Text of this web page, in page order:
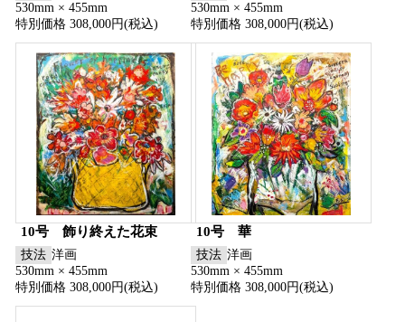
530mm × 455mm
特別価格 308,000円(税込)
530mm × 455mm
特別価格 308,000円(税込)
10号 飾り終えた花束
技法 洋画
530mm × 455mm
特別価格 308,000円(税込)
10号 華
技法 洋画
530mm × 455mm
特別価格 308,000円(税込)